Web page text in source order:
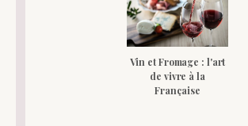
Vin et Fromage : l'art
de vivre à la
Française